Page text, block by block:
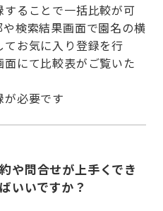
ることで一括比較が可
検索結果画面で園名の横
お気に入り登録を行
にて比較表がご覧いた
必要です
や問合せが上手くでき
いいですか？